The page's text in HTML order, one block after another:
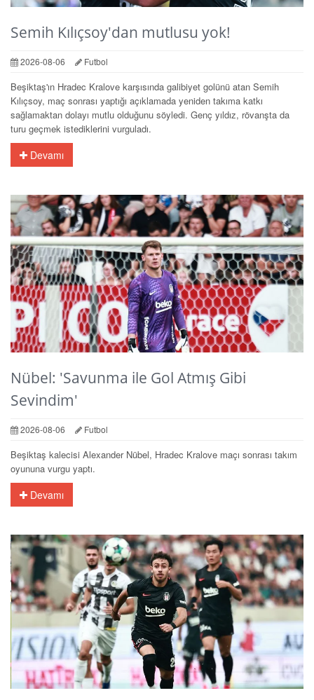
Semih Kılıçsoy'dan mutlusu yok!
2026-08-06 Futbol
Beşiktaş'ın Hradec Kralove karşısında galibiyet golünü atan Semih
Kılıçsoy, maç sonrası yaptığı açıklamada yeniden takıma katkı
sağlamaktan dolayı mutlu olduğunu söyledi. Genç yıldız, rövanşta da
turu geçmek istediklerini vurguladı.
Devamı
Nübel: 'Savunma ile Gol Atmış Gibi
Sevindim'
2026-08-06 Futbol
Beşiktaş kalecisi Alexander Nübel, Hradec Kralove maçı sonrası takım
oyununa vurgu yaptı.
Devamı